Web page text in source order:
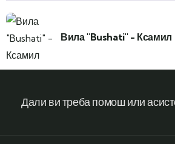
Вила "Bushati" - Ксамил
Дали ви треба помош или